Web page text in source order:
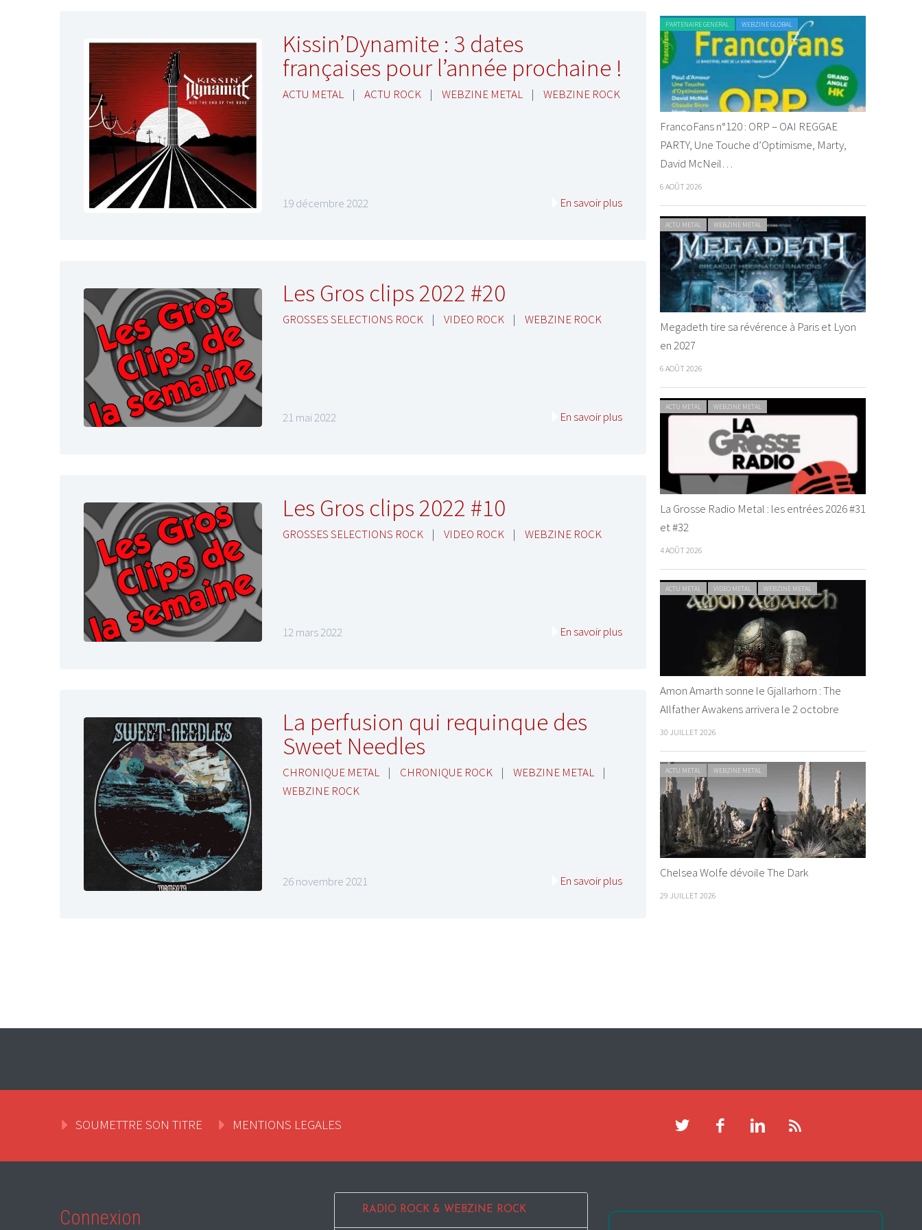
Kissin’Dynamite : 3 dates
françaises pour l’année prochaine !
ACTU METAL | ACTU ROCK | WEBZINE METAL | WEBZINE ROCK
19 décembre 2022 En savoir plus
Les Gros clips 2022 #20
GROSSES SELECTIONS ROCK | VIDEO ROCK | WEBZINE ROCK
21 mai 2022 En savoir plus
Les Gros clips 2022 #10
GROSSES SELECTIONS ROCK | VIDEO ROCK | WEBZINE ROCK
12 mars 2022 En savoir plus
La perfusion qui requinque des
Sweet Needles
CHRONIQUE METAL | CHRONIQUE ROCK | WEBZINE METAL
|
WEBZINE ROCK
26 novembre 2021 En savoir plus
PARTENAIRE GENERAL WEBZINE GLOBAL
FrancoFans n°120 : ORP – OAI REGGAE
PARTY, Une Touche d’Optimisme, Marty,
David McNeil…
6 AOÛT 2026
ACTU METAL WEBZINE METAL
Megadeth tire sa révérence à Paris et Lyon
en 2027
6 AOÛT 2026
ACTU METAL WEBZINE METAL
La Grosse Radio Metal : les entrées 2026 #31
et #32
4 AOÛT 2026
ACTU METAL VIDEO METAL WEBZINE METAL
Amon Amarth sonne le Gjallarhorn : The
Allfather Awakens arrivera le 2 octobre
30 JUILLET 2026
ACTU METAL WEBZINE METAL
Chelsea Wolfe dévoile The Dark
29 JUILLET 2026
SOUMETTRE SON TITRE MENTIONS LEGALES
Connexion RADIO ROCK & WEBZINE ROCK